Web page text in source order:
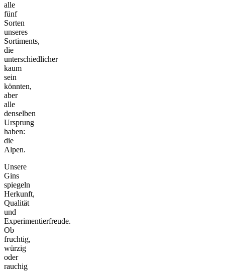
alle
fünf
Sorten
unseres
Sortiments,
die
unterschiedlicher
kaum
sein
könnten,
aber
alle
denselben
Ursprung
haben:
die
Alpen.
Unsere
Gins
spiegeln
Herkunft,
Qualität
und
Experimentierfreude.
Ob
fruchtig,
würzig
oder
rauchig